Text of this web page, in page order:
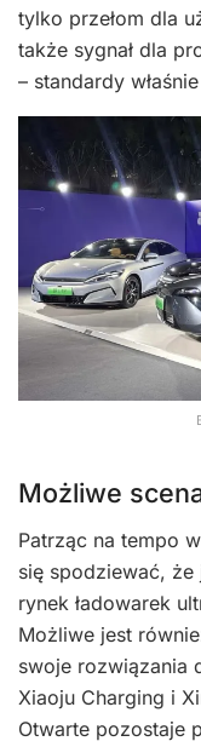
tylko przełom dla
także sygnał dla
– standardy
Możliwe
Patrząc na tempo
się spodziewać,
rynek ładowarek
Możliwe jest
swoje rozwiązania
Xiaoju Charging i
Otwarte pozostaje